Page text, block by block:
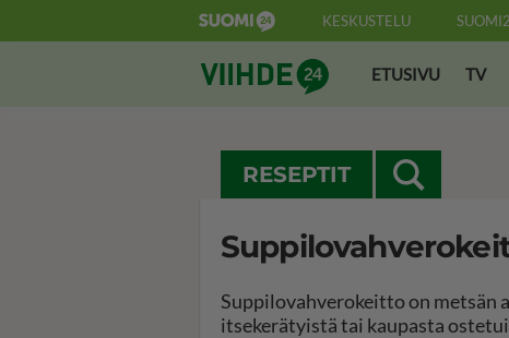
KESKUSTELU
Suomi24 ViihdeETUSIVU TV
RESEPTIT
Suppilovahverokeitto on metsän
itsekerätyistä tai kaupasta